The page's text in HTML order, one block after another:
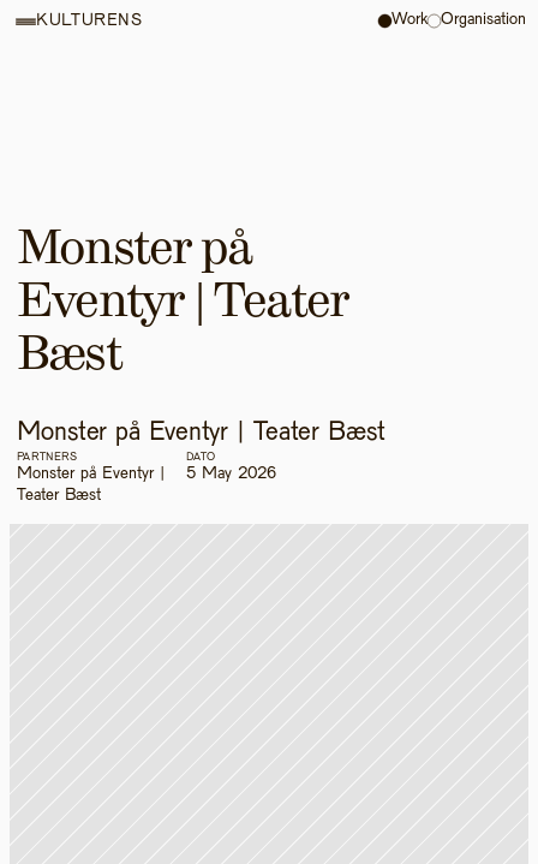
Monster på
Eventyr | Teater
Bæst
Monster på Eventyr | Teater Bæst
PARTNERS
Monster på Eventyr |
Teater Bæst
DATO
5 May 2026
KULTURENS Work Organisation